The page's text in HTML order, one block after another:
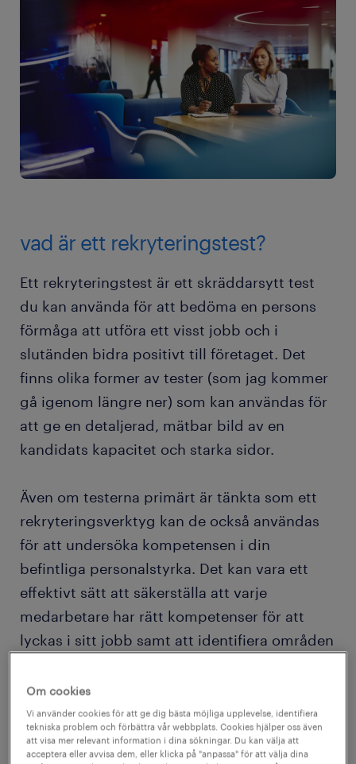
vad är ett rekryteringstest?
Ett rekryteringstest är ett skräddarsytt test
du kan använda för att bedöma en persons
förmåga att utföra ett visst jobb och i
slutänden bidra positivt till företaget. Det
finns olika former av tester (som jag kommer
gå igenom längre ner) som kan användas för
att ge en detaljerad, mätbar bild av en
kandidats kapacitet och starka sidor.
Även om testerna primärt är tänkta som ett
rekryteringsverktyg kan de också användas
för att undersöka kompetensen i din
befintliga personalstyrka. Det kan vara ett
effektivt sätt att säkerställa att varje
medarbetare har rätt kompetenser för att
lyckas i sitt jobb samt att identifiera områden
utbildning och kompetensutveckling
När du bedömer den nuvarande personalens
kapacitet kan du också identifiera
Om cookies
Vi använder cookies för att ge dig bästa möjliga upplevelse, identifiera
tekniska problem och förbättra vår webbplats. Cookies hjälper oss även
att visa mer relevant information i dina sökningar. Du kan välja att
acceptera eller avvisa dem, eller klicka på "anpassa" för att välja dina